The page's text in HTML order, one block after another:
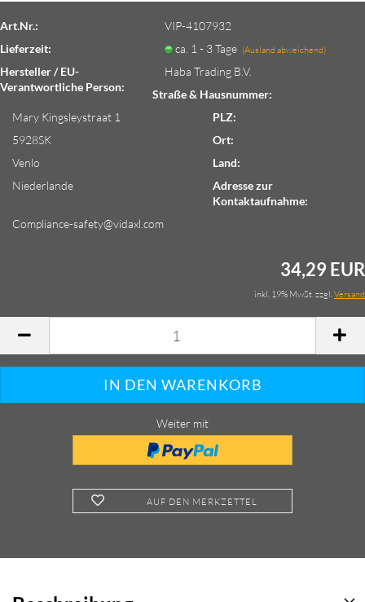
Art.Nr.:
VIP-4107932
Lieferzeit:
ca. 1 - 3 Tage (Ausland abweichend)
Hersteller / EU-
Verantwortliche Person:
Haba Trading B.V.
Straße & Hausnummer:
Mary Kingsleystraat 1
PLZ:
5928SK
Ort:
Venlo
Land:
Niederlande
Adresse zur
Kontaktaufnahme:
Compliance-safety@vidaxl.com
34,29 EUR
inkl. 19% MwSt. zzgl.Versand
Weiter mit
AUF DEN MERKZETTEL